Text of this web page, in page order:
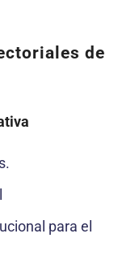
de
para el